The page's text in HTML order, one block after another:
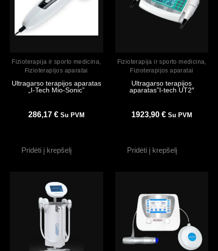
Fizioterapija ir sporto medicina,
Fizioterapijos aparatai
Ultragarso terapijos aparatas
„I-Tech Mio-Sonic”
286,17 € Su PVM
Pridėti į krepšelį
Fizioterapija ir sporto medicina,
Fizioterapijos aparatai
Ultragarso terapijos
aparatas”I-tech UT2″
1923,90 € Su PVM
Pridėti į krepšelį